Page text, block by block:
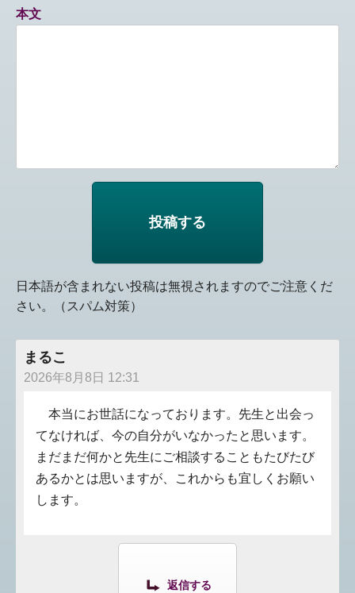
本文
日本語が含まれない投稿は無視されますのでご注意くだ
さい。（スパム対策）
まるこ
2026年8月8日 12:31
本当にお世話になっております。先生と出会っ
てなければ、今の自分がいなかったと思います。
まだまだ何かと先生にご相談することもたびたび
あるかとは思いますが、これからも宜しくお願い
します。
返信する